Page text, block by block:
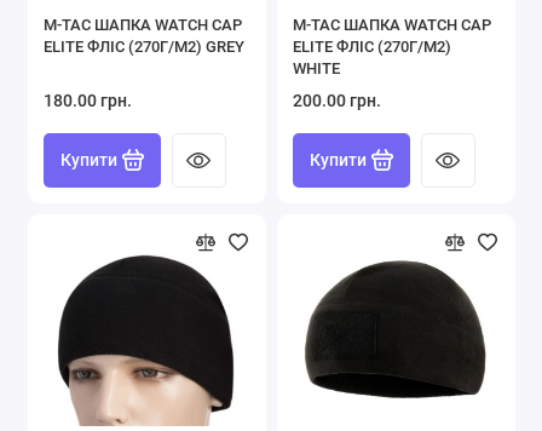
M-TAC ШАПКА WATCH CAP
ELITE ФЛІС (270Г/М2) GREY
180.00 грн.
Купити
M-TAC ШАПКА WATCH CAP
ELITE ФЛІС (270Г/М2)
WHITE
200.00 грн.
Купити